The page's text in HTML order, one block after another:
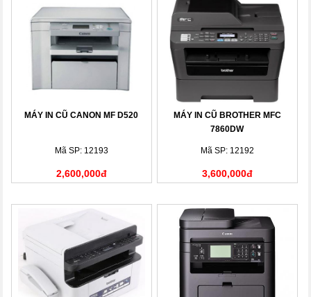
MÁY IN CŨ CANON MF D520
Mã SP: 12193
2,600,000đ
MÁY IN CŨ BROTHER MFC
7860DW
Mã SP: 12192
3,600,000đ